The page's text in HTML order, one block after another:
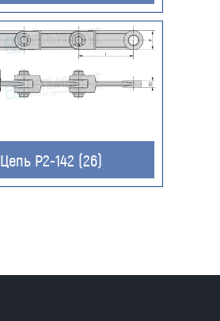
Цепь Р2-142 (26)